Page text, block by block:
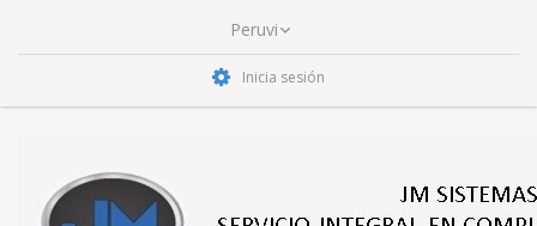
Inicia sesión